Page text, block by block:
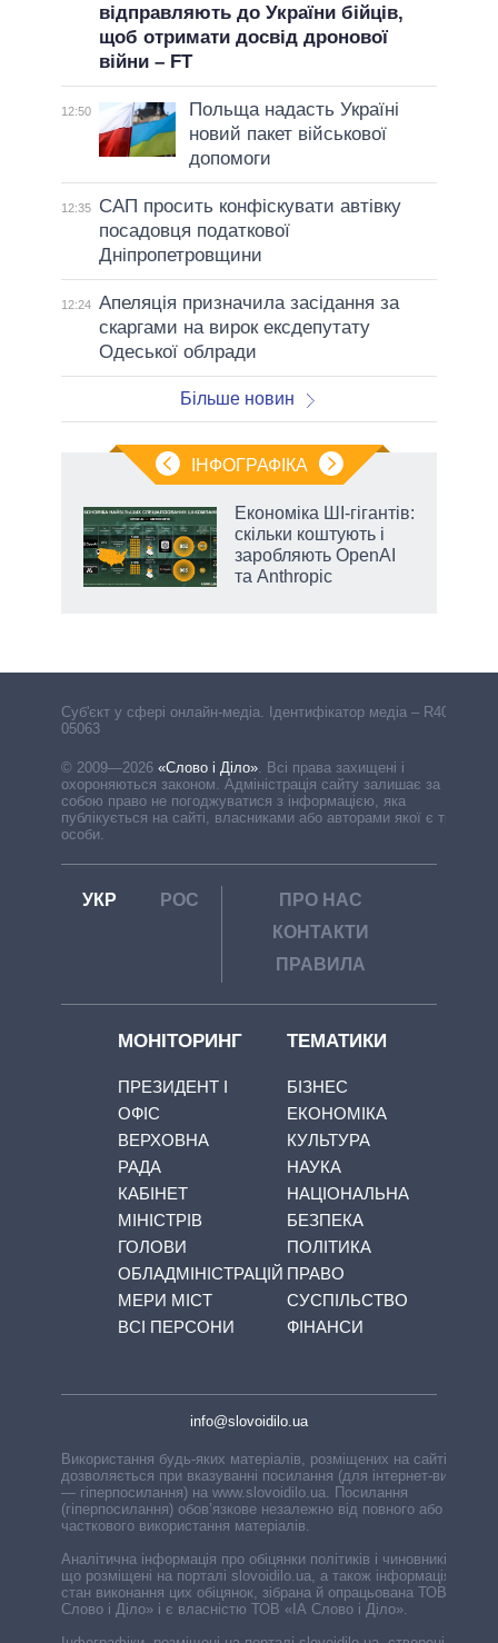
відправляють до України бійців,
щоб отримати досвід дронової
війни – FT
12:50
Польща надасть Україні
новий пакет військової
допомоги
12:35
САП просить конфіскувати автівку
посадовця податкової
Дніпропетровщини
12:24 Апеляція призначила засідання за
скаргами на вирок ексдепутату
Одеської облради
Більше новин
ІНФОГРАФІКА
Економіка ШІ-гігантів:
скільки коштують і
заробляють OpenAI
та Anthropic
Cуб'єкт у сфері онлайн-медіа. Ідентифікатор медіа – R40-
05063
© 2009—2026 «Слово і Діло» Всі права захищені і
охороняються законом. Адміністрація сайту залишає за
собою право не погоджуватися з інформацією, яка
публікується на сайті, власниками або авторами якої є треті
особи.
УКР РОС
ПРО НАС
КОНТАКТИ
ПРАВИЛА
МОНІТОРИНГ
ПРЕЗИДЕНТ І
ОФІС
ВЕРХОВНА
РАДА
КАБІНЕТ
МІНІСТРІВ
ГОЛОВИ
ОБЛАДМІНІСТРАЦІЙ
МЕРИ МІСТ
ВСІ ПЕРСОНИ
ТЕМАТИКИ
БІЗНЕС
ЕКОНОМІКА
КУЛЬТУРА
НАУКА
НАЦІОНАЛЬНА
БЕЗПЕКА
ПОЛІТИКА
ПРАВО
СУСПІЛЬСТВО
ФІНАНСИ
info@slovoidilo.ua
Використання будь-яких матеріалів, розміщених на сайті,
дозволяється при вказуванні посилання (для інтернет-видань
— гіперпосилання) на www.slovoidilo.ua. Посилання
(гіперпосилання) обов’язкове незалежно від повного або
часткового використання матеріалів.
Аналітична інформація про обіцянки політиків і чиновників,
що розміщені на порталі slovoidilo.ua, а також інформація про
стан виконання цих обіцянок, зібрана й опрацьована ТОВ «ІА
Слово і Діло» і є власністю ТОВ «ІА Слово і Діло».